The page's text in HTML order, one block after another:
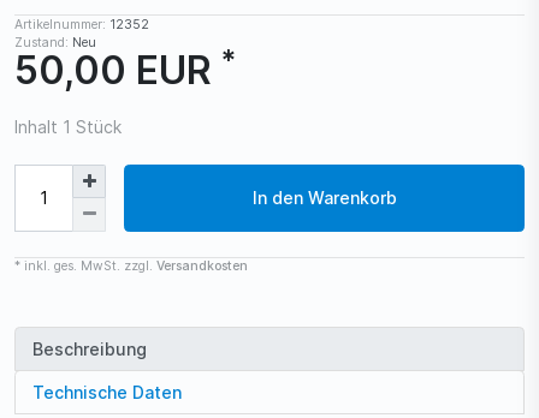
Artikelnummer: 12352
Zustand: Neu
50,00 EUR *
Inhalt 1 Stück
In den Warenkorb
* inkl. ges. MwSt. zzgl. Versandkosten
Beschreibung
Technische Daten